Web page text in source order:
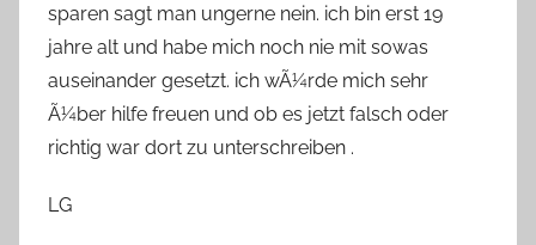
sparen sagt man ungerne nein. ich bin erst 19
jahre alt und habe mich noch nie mit sowas
auseinander gesetzt. ich wÃ¼rde mich sehr
Ã¼ber hilfe freuen und ob es jetzt falsch oder
richtig war dort zu unterschreiben .
LG